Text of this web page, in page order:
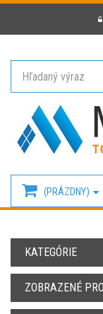
(PRÁZDNY)
KATEGÓRIE
ZOBRAZENÉ